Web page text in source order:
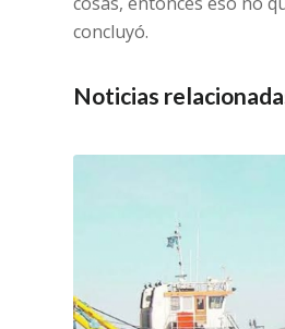
concluyó.
Noticias